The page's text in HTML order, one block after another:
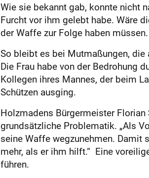
Wie sie bekannt gab, konnte nicht
Furcht vor ihm gelebt habe. Wäre
der Waffe zur Folge haben müssen.
So bleibt es bei Mutmaßungen,
Die Frau habe von der Bedrohung
Kollegen ihres Mannes, der beim
Schützen ausging.
Holzmadens Bürgermeister
grundsätzliche Problematik. „Als
seine Waffe wegzunehmen. Damit
mehr, als er ihm hilft.“ Eine
führen.